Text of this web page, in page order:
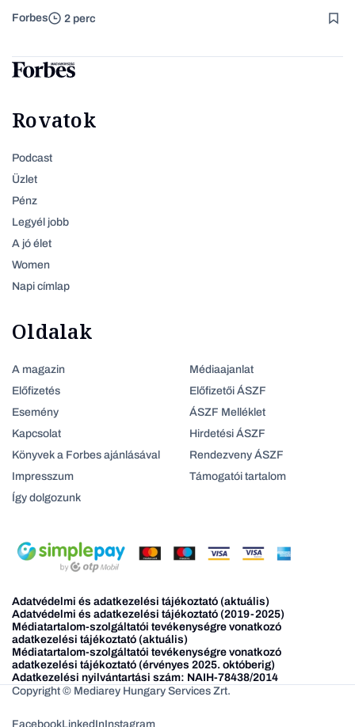
Forbes 2 perc
Rovatok
Podcast
Üzlet
Pénz
Legyél jobb
A jó élet
Women
Napi címlap
Oldalak
A magazin
Előfizetés
Esemény
Kapcsolat
Könyvek a Forbes ajánlásával
Impresszum
Így dolgozunk
Médiaajanlat
Előfizetői ÁSZF
ÁSZF Melléklet
Hirdetési ÁSZF
Rendezveny ÁSZF
Támogatói tartalom
Adatvédelmi és adatkezelési tájékoztató (aktuális)
Adatvédelmi és adatkezelési tájékoztató (2019-2025)
Médiatartalom-szolgáltatói tevékenységre vonatkozó
adatkezelési tájékoztató (aktuális)
Médiatartalom-szolgáltatói tevékenységre vonatkozó
adatkezelési tájékoztató (érvényes 2025. októberig)
Adatkezelési nyilvántartási szám: NAIH-78438/2014
Copyright © Mediarey Hungary Services Zrt.
FacebookLinkedInInstagram